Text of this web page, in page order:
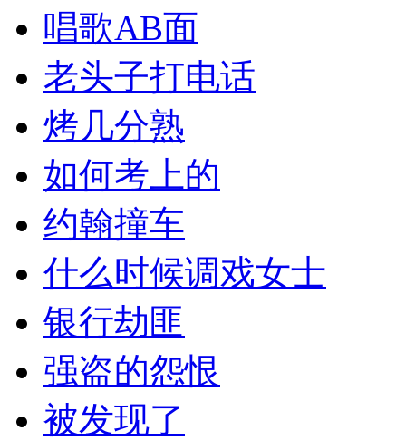
唱歌AB面
老头子打电话
烤几分熟
如何考上的
约翰撞车
什么时候调戏女士
银行劫匪
强盗的怨恨
被发现了